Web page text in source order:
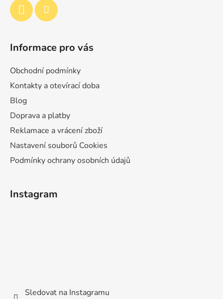
Informace pro vás
Obchodní podmínky
Kontakty a otevírací doba
Blog
Doprava a platby
Reklamace a vrácení zboží
Nastavení souborů Cookies
Podmínky ochrany osobních údajů
Instagram
Sledovat na Instagramu